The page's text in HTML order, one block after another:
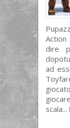
dire
ad
scala...